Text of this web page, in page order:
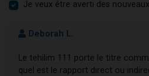
Je veux être averti des
Deborah L.
Le tehilim 111 porte le titre
quel est le rapport direct ou